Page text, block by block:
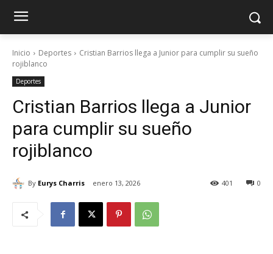
Inicio Deportes
Cristian Barrios llega a Junior para cumplir su sueño
rojiblanco
Deportes
Cristian Barrios llega a Junior
para cumplir su sueño
rojiblanco
By Eurys Charris enero 13, 2026 0
401